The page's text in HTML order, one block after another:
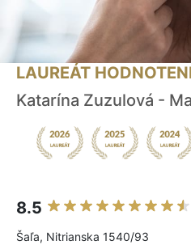
LAUREÁT
Katarína Zuzulová -
8.5
Šaľa, Nitrianska 1540/93